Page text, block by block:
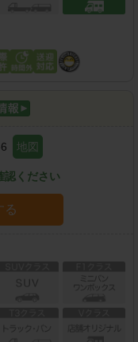
地図
認ください
る